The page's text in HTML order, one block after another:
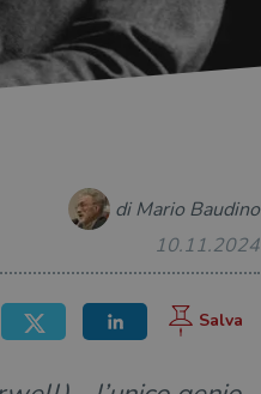
di Mario Baudino
10.11.2024